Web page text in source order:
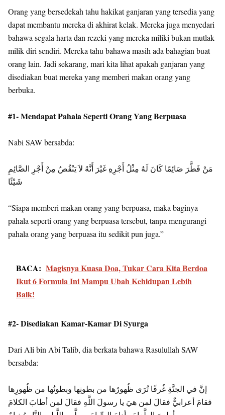
Orang yang bersedekah tahu hakikat ganjaran yang tersedia yang
dapat membantu mereka di akhirat kelak. Mereka juga menyedari
bahawa segala harta dan rezeki yang mereka miliki bukan mutlak
milik diri sendiri. Mereka tahu bahawa masih ada bahagian buat
orang lain. Jadi sekarang, mari kita lihat apakah ganjaran yang
disediakan buat mereka yang memberi makan orang yang
berbuka.
#1- Mendapat Pahala Seperti Orang Yang Berpuasa
Nabi SAW bersabda:
مَنْ فَطَّرَ صَائِمًا كَانَ لَهُ مِثْلُ أَجْرِهِ غَيْرَ أَنَّهُ لاَ يَنْقُصُ مِنْ أَجْرِ الصَّائِمِ
شَيْئًا
“Siapa memberi makan orang yang berpuasa, maka baginya
pahala seperti orang yang berpuasa tersebut, tanpa mengurangi
pahala orang yang berpuasa itu sedikit pun juga.”
BACA: Magisnya Kuasa Doa, Tukar Cara Kita Berdoa
Ikut 6 Formula Ini Mampu Ubah Kehidupan Lebih
Baik!
#2- Disediakan Kamar-Kamar Di Syurga
Dari Ali bin Abi Talib, dia berkata bahawa Rasulullah SAW
bersabda:
إنَّ في الجنَّةِ غُرفًا تُرَى ظُهورُها من بطونِها وبطونُها من ظُهورِها
فقامَ أعرابيٌّ فقالَ لمن هيَ يا رسولَ اللَّهِ فقالَ لمن أطابَ الكلامَ